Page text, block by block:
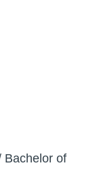
Bachelor of